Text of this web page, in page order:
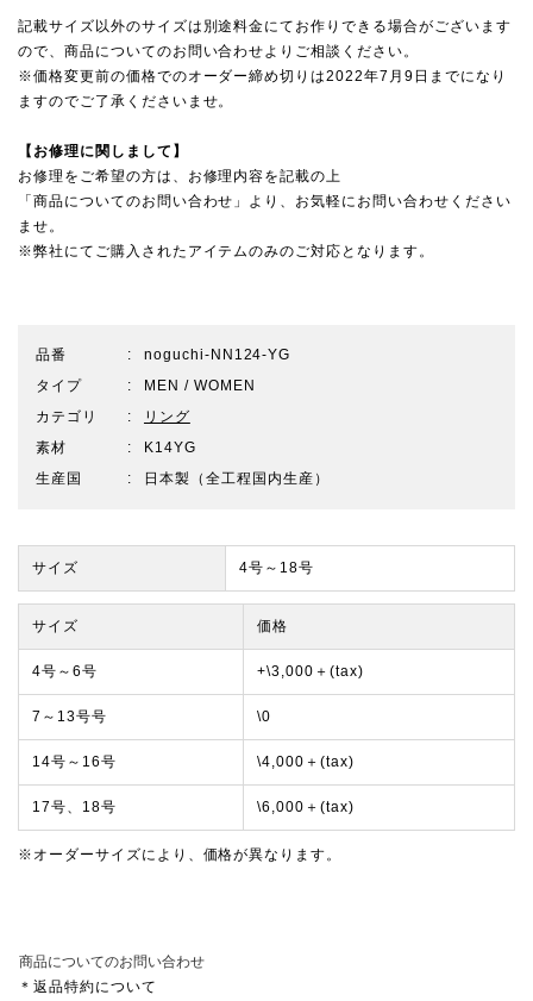
記載サイズ以外のサイズは別途料金にてお作りできる場合がございます
ので、 商品についてのお問い合わせよりご相談ください。
※価格変更前の価格でのオーダー締め切りは2022年7月9日までになり
ますのでご了承くださいませ。
【お修理に関しまして】
お修理をご希望の方は、お修理内容を記載の上
「商品についてのお問い合わせ」より、お気軽にお問い合わせください
ませ。
※弊社にてご購入されたアイテムのみのご対応となります。
品番
noguchi-NN124-YG
タイプ
MEN / WOMEN
カテゴリ
リング
素材
K14YG
生産国
日本製（全工程国内生産）
サイズ 4号～18号
サイズ 価格
4号～6号 +\3,000＋(tax)
7～13号号 \0
14号～16号 \4,000＋(tax)
17号、18号 \6,000＋(tax)
※オーダーサイズにより、価格が異なります。
商品についてのお問い合わせ
＊返品特約について